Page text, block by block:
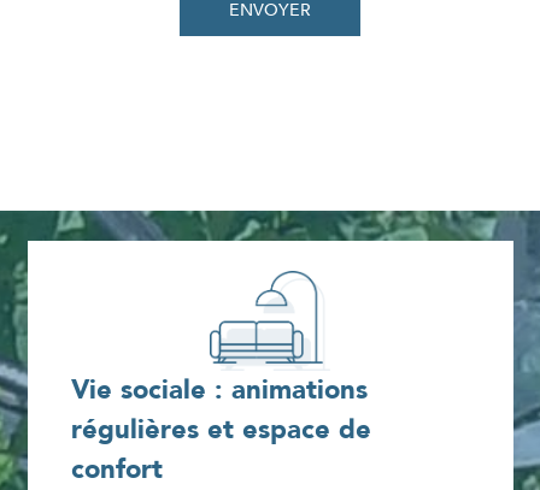
ENVOYER
Vie sociale : animations
régulières et espace de
confort